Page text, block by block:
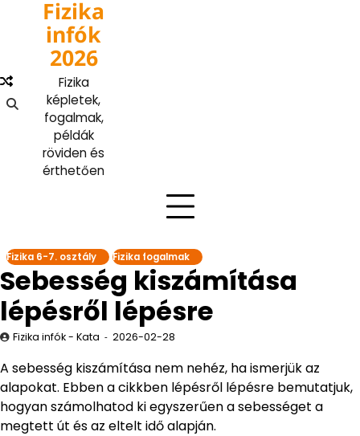
content
Fizika
infók
2026
Fizika
képletek,
fogalmak,
példák
röviden és
érthetően
Fizika 6-7. osztály Fizika fogalmak
Sebesség kiszámítása
lépésről lépésre
Fizika infók - Kata 2026-02-28
A sebesség kiszámítása nem nehéz, ha ismerjük az
alapokat. Ebben a cikkben lépésről lépésre bemutatjuk,
hogyan számolhatod ki egyszerűen a sebességet a
megtett út és az eltelt idő alapján.